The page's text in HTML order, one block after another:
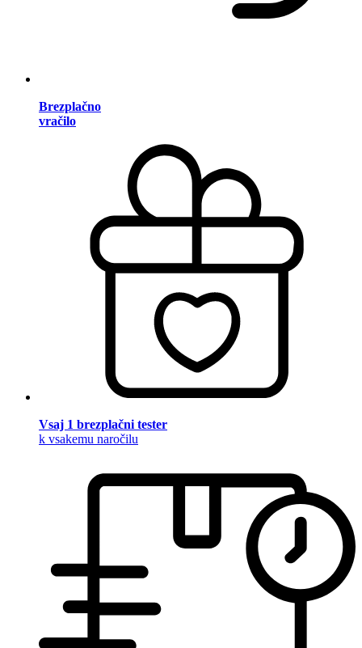
Brezplačno
vračilo
Vsaj 1 brezplačni tester
k vsakemu naročilu